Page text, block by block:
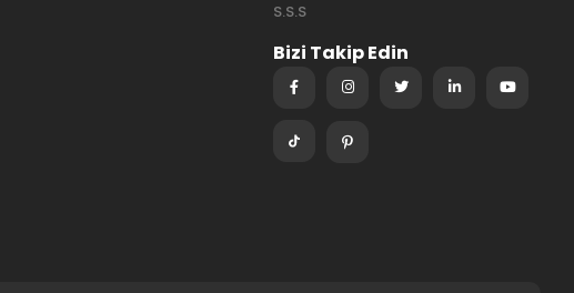
S.S.S
Bizi Takip Edin